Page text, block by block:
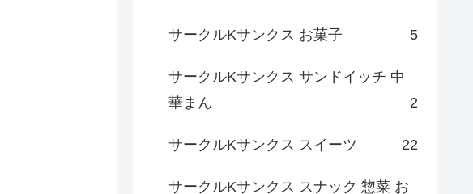
サークルKサンクス お菓子 5
サークルKサンクス サンドイッチ 中
華まん
2
サークルKサンクス スイーツ 22
サークルKサンクス スナック 惣菜 お